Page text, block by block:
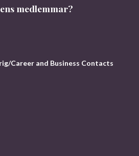
medlemmar?
Career and Business Contacts